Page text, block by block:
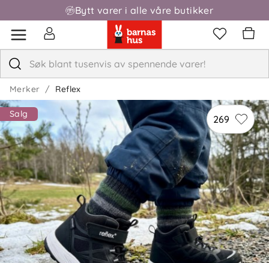
Bytt varer i alle våre butikker
Fri frakt over 1000,-
Merker Reflex
269
Salg